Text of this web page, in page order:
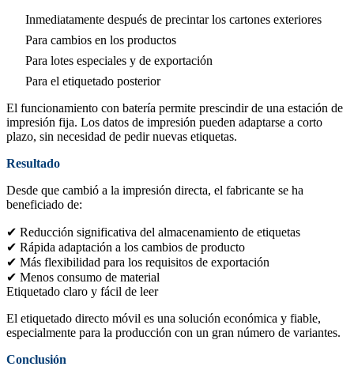
Inmediatamente después de precintar los cartones exteriores
Para cambios en los productos
Para lotes especiales y de exportación
Para el etiquetado posterior
El funcionamiento con batería permite prescindir de una estación de
impresión fija. Los datos de impresión pueden adaptarse a corto
plazo, sin necesidad de pedir nuevas etiquetas.
Resultado
Desde que cambió a la impresión directa, el fabricante se ha
beneficiado de:
✔ Reducción significativa del almacenamiento de etiquetas
✔ Rápida adaptación a los cambios de producto
✔ Más flexibilidad para los requisitos de exportación
✔ Menos consumo de material
Etiquetado claro y fácil de leer
El etiquetado directo móvil es una solución económica y fiable,
especialmente para la producción con un gran número de variantes.
Conclusión